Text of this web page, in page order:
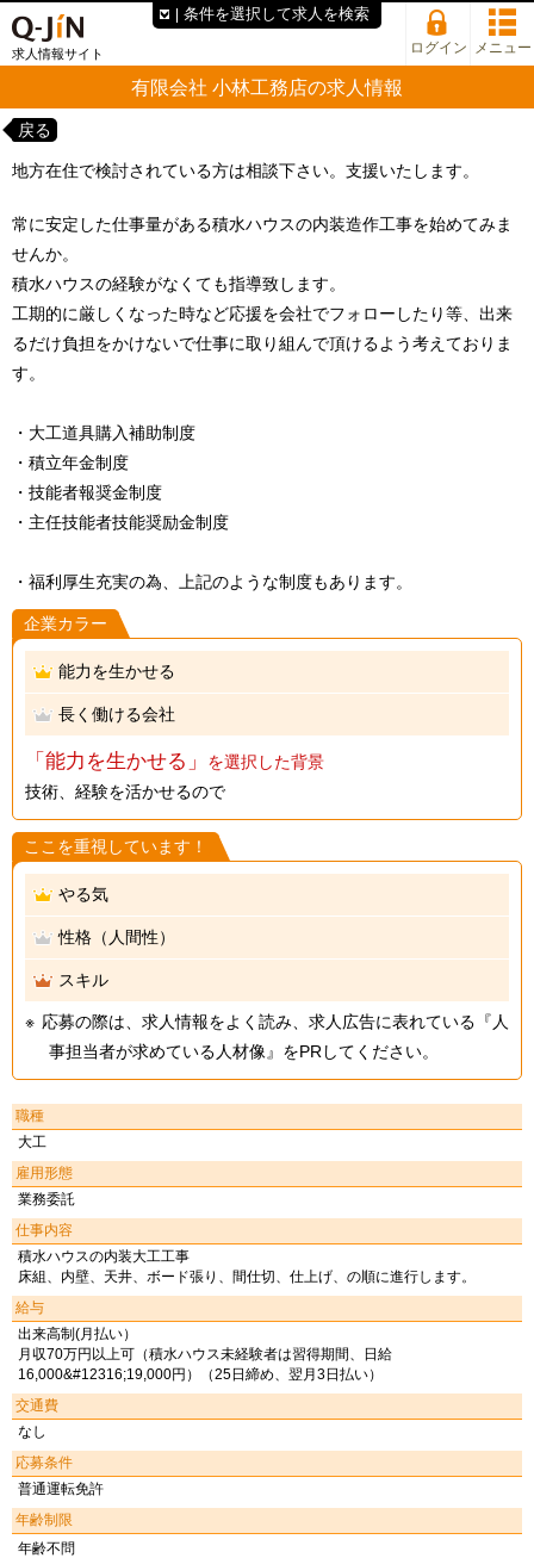
求人情報サイト ログイン メニュー
有限会社 小林工務店の求人情報
戻る
地方在住で検討されている方は相談下さい。支援いたします。
常に安定した仕事量がある積水ハウスの内装造作工事を始めてみま
せんか。
積水ハウスの経験がなくても指導致します。
工期的に厳しくなった時など応援を会社でフォローしたり等、出来
るだけ負担をかけないで仕事に取り組んで頂けるよう考えておりま
す。
・大工道具購入補助制度
・積立年金制度
・技能者報奨金制度
・主任技能者技能奨励金制度
・福利厚生充実の為、上記のような制度もあります。
企業カラー
能力を生かせる
長く働ける会社
「能力を生かせる」
を選択した背景
技術、経験を活かせるので
ここを重視しています！
やる気
性格（人間性）
スキル
応募の際は、求人情報をよく読み、求人広告に表れている『人
事担当者が求めている人材像』をPRしてください。
職種
大工
雇用形態
業務委託
仕事内容
積水ハウスの内装大工工事
床組、内壁、天井、ボード張り、間仕切、仕上げ、の順に進行します。
給与
出来高制(月払い）
月収70万円以上可（積水ハウス未経験者は習得期間、日給
16,000&#12316;19,000円）（25日締め、翌月3日払い）
交通費
なし
応募条件
普通運転免許
年齢制限
年齢不問
条件を選択して求人を検索